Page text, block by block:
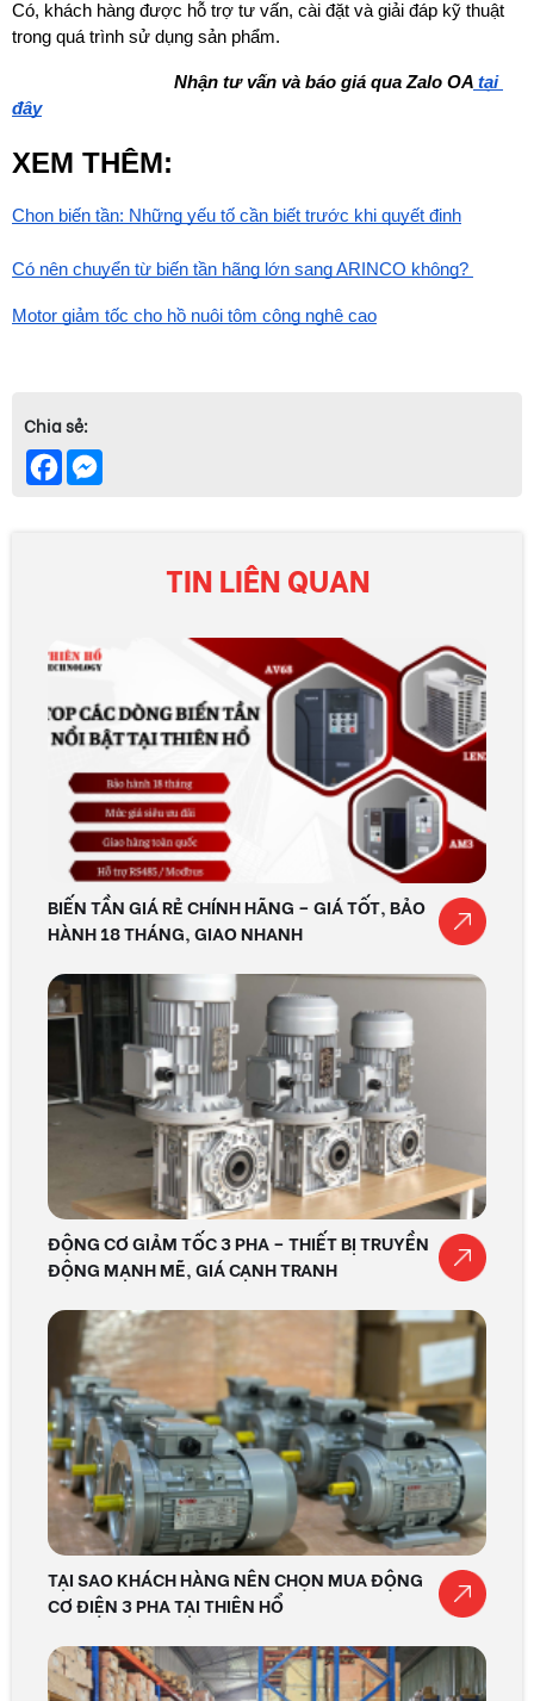
Có, khách hàng được hỗ trợ tư vấn, cài đặt và giải đáp kỹ thuật
trong quá trình sử dụng sản phẩm.
Nhận tư vấn và báo giá qua Zalo OA tại
đây
XEM THÊM:
Chọn biến tần: Những yếu tố cần biết trước khi quyết định
Có nên chuyển từ biến tần hãng lớn sang ARINCO không?
Motor giảm tốc cho hồ nuôi tôm công nghệ cao
Chia sẻ:
Facebook
TIN LIÊN QUAN
BIẾN TẦN GIÁ RẺ CHÍNH HÃNG – GIÁ TỐT, BẢO
HÀNH 18 THÁNG, GIAO NHANH
ĐỘNG CƠ GIẢM TỐC 3 PHA – THIẾT BỊ TRUYỀN
ĐỘNG MẠNH MẼ, GIÁ CẠNH TRANH
TẠI SAO KHÁCH HÀNG NÊN CHỌN MUA ĐỘNG
CƠ ĐIỆN 3 PHA TẠI THIÊN HỔ